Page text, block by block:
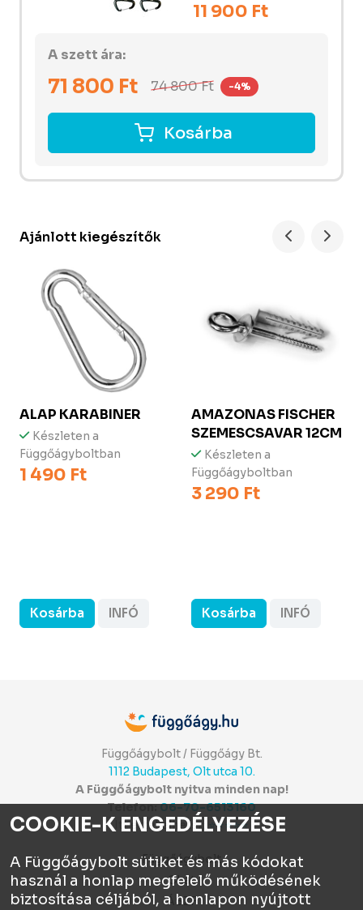
11 900 Ft
A szett ára:
71 800 Ft 74 800Ft -4%
Kosárba
Ajánlott kiegészítők
ALAP KARABINER
Készleten a
Függőágyboltban
1 490 Ft
Kosárba INFÓ
AMAZONAS FISCHER
SZEMESCSAVAR 12CM
Készleten a
Függőágyboltban
3 290 Ft
Kosárba INFÓ
Függőágybolt / Függőágy Bt.
1112 Budapest, Olt utca 10.
A Függőágybolt nyitva minden nap!
Telefon:06-70-6513160
Itt értékelhetsz:⭐⭐⭐⭐⭐
Függőágybolt
Chat
ÁSZF
COOKIE-K ENGEDÉLYEZÉSE
A Függőágybolt sütiket és más kódokat
használ a honlap megfelelő működésének
biztosítása céljából, a honlapon nyújtott